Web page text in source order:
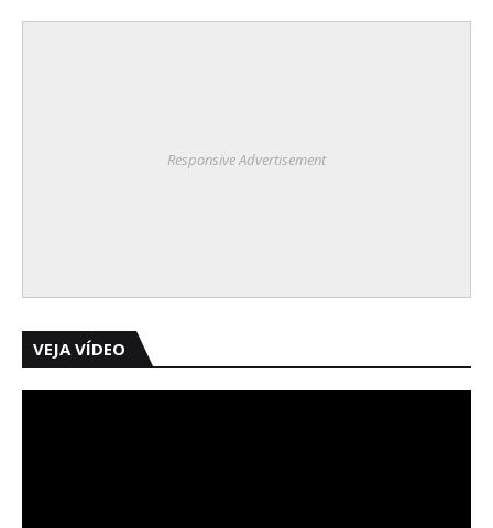
Responsive Advertisement
VEJA VÍDEO